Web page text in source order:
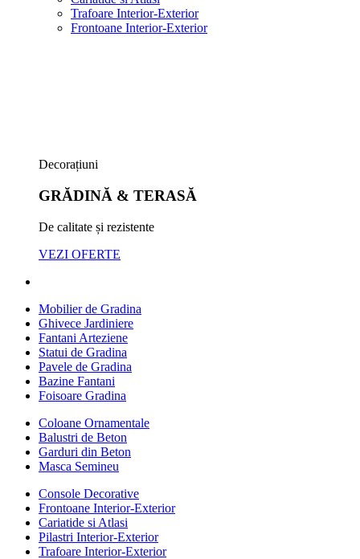
Trafoare Interior-Exterior
Frontoane Interior-Exterior
Decorațiuni
GRĂDINĂ & TERASĂ
De calitate și rezistente
VEZI OFERTE
Mobilier de Gradina
Ghivece Jardiniere
Fantani Arteziene
Statui de Gradina
Pavele de Gradina
Bazine Fantani
Foisoare Gradina
Coloane Ornamentale
Balustri de Beton
Garduri din Beton
Masca Semineu
Console Decorative
Frontoane Interior-Exterior
Cariatide si Atlasi
Pilastri Interior-Exterior
Trafoare Interior-Exterior